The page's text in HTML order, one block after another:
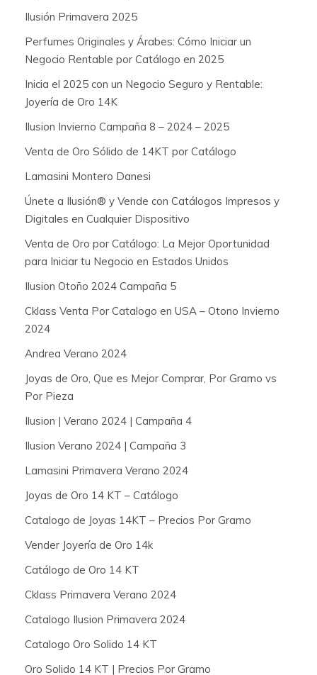
Ilusión Primavera 2025
Perfumes Originales y Árabes: Cómo Iniciar un
Negocio Rentable por Catálogo en 2025
Inicia el 2025 con un Negocio Seguro y Rentable:
Joyería de Oro 14K
Ilusion Invierno Campaña 8 – 2024 – 2025
Venta de Oro Sólido de 14KT por Catálogo
Lamasini Montero Danesi
Únete a Ilusión® y Vende con Catálogos Impresos y
Digitales en Cualquier Dispositivo
Venta de Oro por Catálogo: La Mejor Oportunidad
para Iniciar tu Negocio en Estados Unidos
Ilusion Otoño 2024 Campaña 5
Cklass Venta Por Catalogo en USA – Otono Invierno
2024
Andrea Verano 2024
Joyas de Oro, Que es Mejor Comprar, Por Gramo vs
Por Pieza
Ilusion | Verano 2024 | Campaña 4
Ilusion Verano 2024 | Campaña 3
Lamasini Primavera Verano 2024
Joyas de Oro 14 KT – Catálogo
Catalogo de Joyas 14KT – Precios Por Gramo
Vender Joyería de Oro 14k
Catálogo de Oro 14 KT
Cklass Primavera Verano 2024
Catalogo Ilusion Primavera 2024
Catalogo Oro Solido 14 KT
Oro Solido 14 KT | Precios Por Gramo